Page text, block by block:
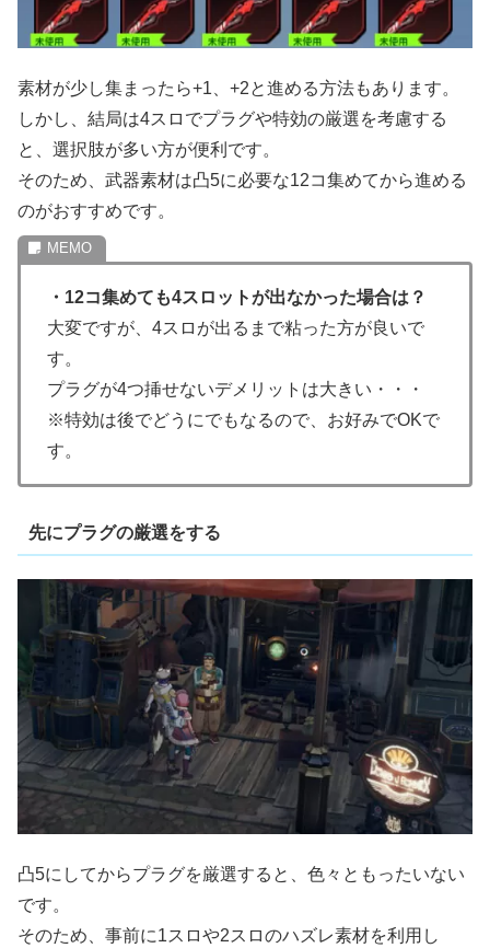
素材が少し集まったら+1、+2と進める方法もあります。
しかし、結局は4スロでプラグや特効の厳選を考慮する
と、選択肢が多い方が便利です。
そのため、武器素材は凸5に必要な12コ集めてから進める
のがおすすめです。
・12コ集めても4スロットが出なかった場合は？
大変ですが、4スロが出るまで粘った方が良いで
す。
プラグが4つ挿せないデメリットは大きい・・・
※特効は後でどうにでもなるので、お好みでOKで
す。
先にプラグの厳選をする
凸5にしてからプラグを厳選すると、色々ともったいない
です。
そのため、事前に1スロや2スロのハズレ素材を利用し